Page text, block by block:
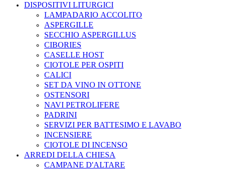
DISPOSITIVI LITURGICI
LAMPADARIO ACCOLITO
ASPERGILLE
SECCHIO ASPERGILLUS
CIBORIES
CASELLE HOST
CIOTOLE PER OSPITI
CALICI
SET DA VINO IN OTTONE
OSTENSORI
NAVI PETROLIFERE
PADRINI
SERVIZI PER BATTESIMO E LAVABO
INCENSIERE
CIOTOLE DI INCENSO
ARREDI DELLA CHIESA
CAMPANE D'ALTARE